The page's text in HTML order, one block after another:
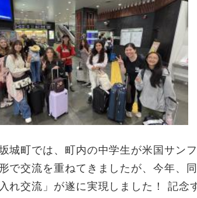
城町では、町内の中学生が米国サン
で交流を重ねてきましたが、今年、
れ交流」が遂に実現しました！ 記念